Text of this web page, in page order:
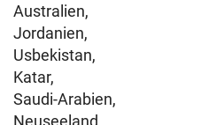
Australien,
Jordanien,
Usbekistan,
Katar,
Saudi-Arabien,
Neuseeland